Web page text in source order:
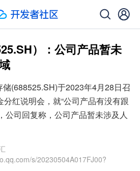
）：公司产品暂未
(688525.SH)于2023年4月28日召
红说明会，就“公司产品有没有跟
公司回复称，公司产品暂未涉及人
s/20230504A017FJ00?